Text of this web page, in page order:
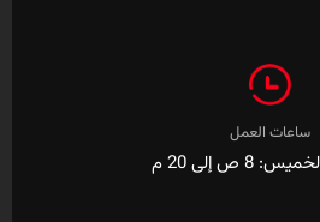
ساعات العمل
8 ص إلى 20 م